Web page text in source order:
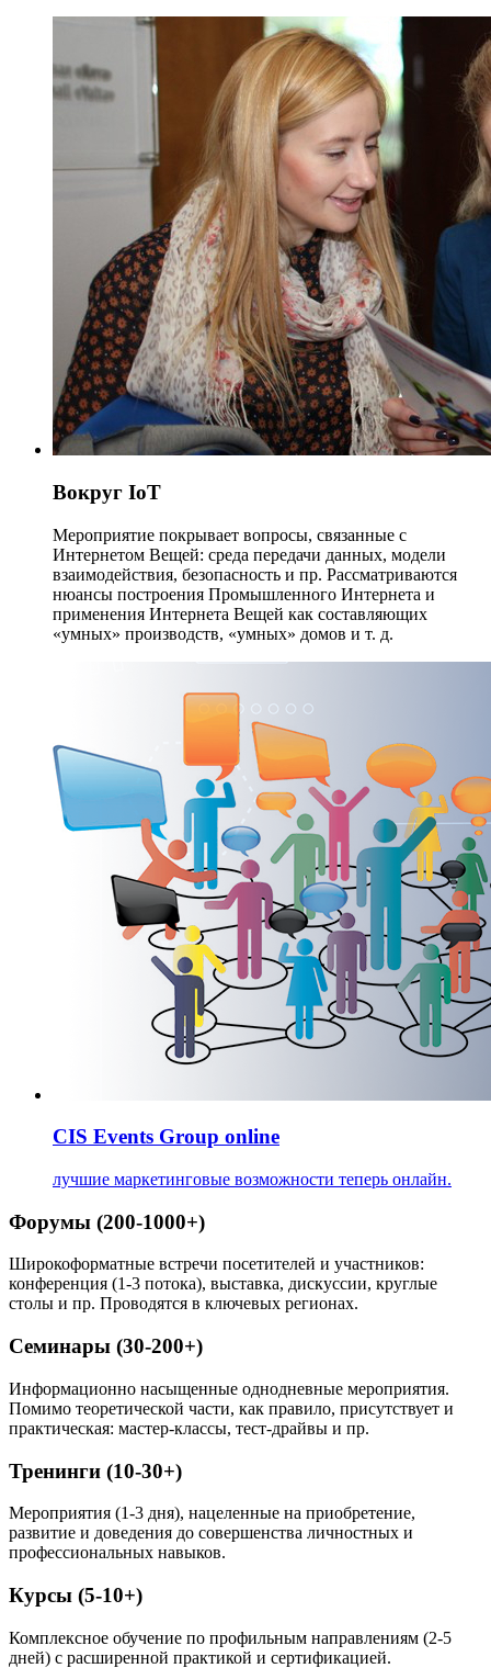
Вокруг IoT
Мероприятие покрывает вопросы, связанные с
Интернетом Вещей: среда передачи данных, модели
взаимодействия, безопасность и пр. Рассматриваются
нюансы построения Промышленного Интернета и
применения Интернета Вещей как составляющих
«умных» производств, «умных» домов и т. д.
CIS Events Group online
лучшие маркетинговые возможности теперь онлайн.
Форумы (200-1000+)
Широкоформатные встречи посетителей и участников:
конференция (1-3 потока), выставка, дискуссии, круглые
столы и пр. Проводятся в ключевых регионах.
Семинары (30-200+)
Информационно насыщенные однодневные мероприятия.
Помимо теоретической части, как правило, присутствует и
практическая: мастер-классы, тест-драйвы и пр.
Тренинги (10-30+)
Мероприятия (1-3 дня), нацеленные на приобретение,
развитие и доведения до совершенства личностных и
профессиональных навыков.
Курсы (5-10+)
Комплексное обучение по профильным направлениям (2-5
дней) с расширенной практикой и сертификацией.